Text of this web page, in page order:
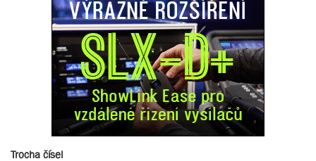
Trocha čísel